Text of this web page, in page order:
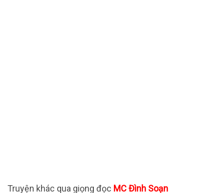
Truyện khác qua giọng đọc MC Đình Soạn